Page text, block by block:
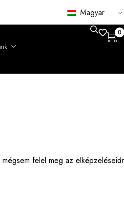
Magyar
0
felel meg az